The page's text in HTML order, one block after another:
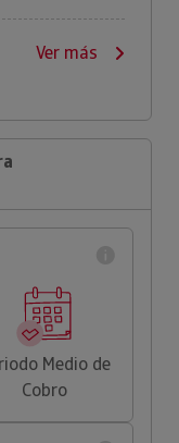
Ver más
Medio de
Cobro